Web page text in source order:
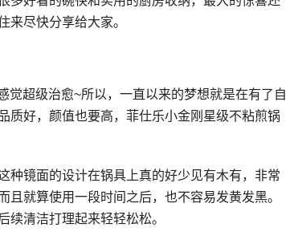
来尽快分享给大家。
觉超级治愈~所以，一直以来的梦想就是在有了自
质好，颜值也要高，菲仕乐小金刚星级不粘煎锅
种镜面的设计在锅具上真的好少见有木有，非常
就算使用一段时间之后，也不容易发黄发黑。
清洁打理起来轻轻松松。